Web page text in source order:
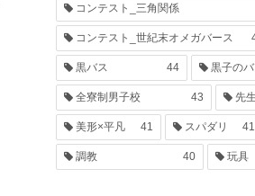
コンテスト_三角関係
コンテスト_世紀末オメガバース
黒バス 44 黒子の
全寮制男子校 43 先
美形×平凡 41 スパダリ 41
調教 40 玩具